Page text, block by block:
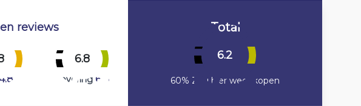
reviews
6.8
Levering 6.8
Total
6.2
60% Zou hier weer kopen